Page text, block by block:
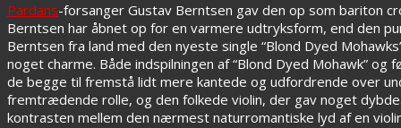
Pardans-forsanger Gustav Berntsen gav den op som bariton
Berntsen har åbnet op for en varmere udtryksform, end den
Berntsen fra land med den nyeste single “Blond Dyed
noget charme. Både indspilningen af “Blond Dyed Mohawk”
de begge til fremstå lidt mere kantede og udfordrende over
fremtrædende rolle, og den folkede violin, der gav noget
kontrasten mellem den nærmest naturromantiske lyd af en